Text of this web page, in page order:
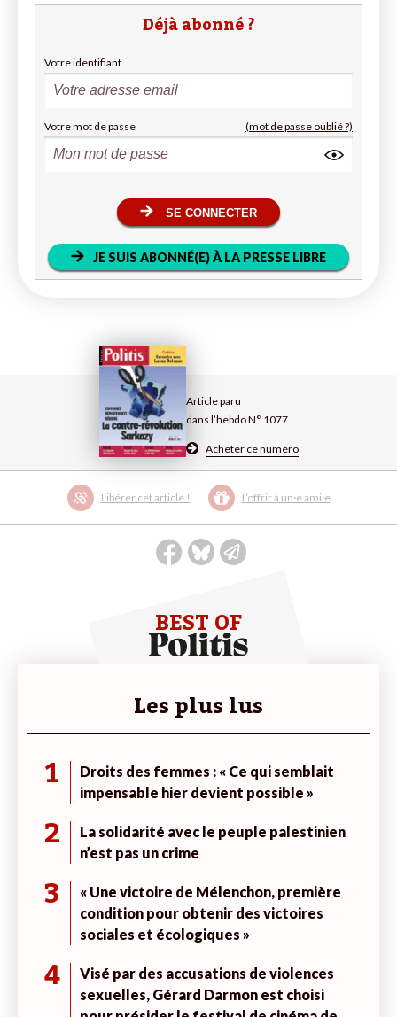
Article paru
dans l’hebdo N° 1077
Acheter ce numéro
Libérer cet article ! L’offrir à un·e ami·e
Déjà abonné ?
Votre identifiant
Votre mot de passe (mot de passe oublié ?)
SE CONNECTER
JE SUIS ABONNÉ(E) À LA PRESSE LIBRE
BEST OF
Les plus lus
1
Droits des femmes : « Ce qui semblait
impensable hier devient possible »
2
La solidarité avec le peuple palestinien
n’est pas un crime
3
« Une victoire de Mélenchon, première
condition pour obtenir des victoires
sociales et écologiques »
4
Visé par des accusations de violences
sexuelles, Gérard Darmon est choisi